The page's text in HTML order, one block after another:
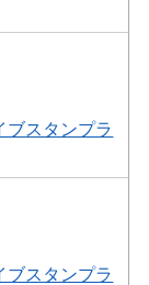
ブスタンプラ
ブスタンプラ